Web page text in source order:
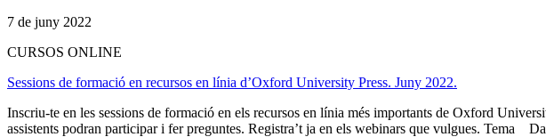
7 de juny 2022
CURSOS ONLINE
Sessions de formació en recursos en línia d’Oxford University Press. Juny 2022.
Inscriu-te en les sessions de formació en els recursos en línia més importants de Oxford
assistents podran participar i fer preguntes. Registra’t ja en els webinars que vulgues. Tema